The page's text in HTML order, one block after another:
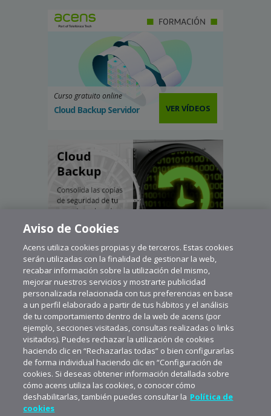
Curso gratuito online
Cloud Backup Servidor VER VÍDEOS
Aviso de Cookies
Acens utiliza cookies propias y de terceros. Estas cookies
serán utilizadas con la finalidad de gestionar la web,
recabar información sobre la utilización del mismo,
mejorar nuestros servicios y mostrarte publicidad
personalizada relacionada con tus preferencias en base
a un perfil elaborado a partir de tus hábitos y el análisis
de tu comportamiento dentro de la web de acens (por
ejemplo, secciones visitadas, consultas realizadas o links
visitados). Puedes rechazar la utilización de cookies
haciendo clic en “Rechazarlas todas” o bien configurarlas
de forma individual haciendo clic en “Configuración de
cookies. Si deseas obtener información detallada sobre
cómo acens utiliza las cookies, o conocer cómo
deshabilitarlas, también puedes consultar la Política de
cookies